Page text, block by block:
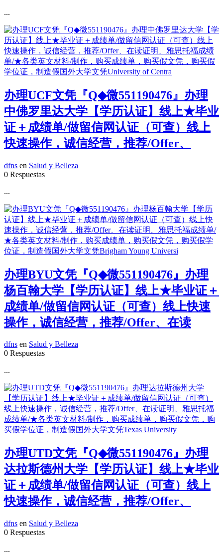
...
办理UCF文凭『Q◆微551190476』办理
中佛罗里达大学【学历认证】线上★毕业
证＋成绩单/做留信网认证（可查）线上
快速操作，诚信经营，推荐/Offer、
dfns en Salud y Belleza
0 Respuestas
...
办理BYU文凭『Q◆微551190476』办理
杨百翰大学【学历认证】线上★毕业证＋
成绩单/做留信网认证（可查）线上快速
操作，诚信经营，推荐/Offer、在读
dfns en Salud y Belleza
0 Respuestas
...
办理UTD文凭『Q◆微551190476』办理
达拉斯德州大学【学历认证】线上★毕业
证＋成绩单/做留信网认证（可查）线上
快速操作，诚信经营，推荐/Offer、
dfns en Salud y Belleza
0 Respuestas
...